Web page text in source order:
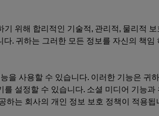
위해 합리적인 기술적, 관리적, 물리적
. 귀하는 그러한 모든 정보를 자신의 책
을 사용할 수 있습니다. 이러한 기능은 귀
설정할 수 있습니다. 소셜 미디어 기능
하는 회사의 개인 정보 보호 정책이 적용됩